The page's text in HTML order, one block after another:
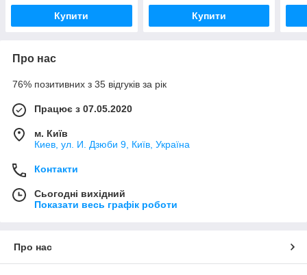
Купити Купити
Про нас
76% позитивних з 35 відгуків за рік
Працює з 07.05.2020
м. Київ
Киев, ул. И. Дзюби 9, Київ, Україна
Контакти
Сьогодні вихідний
Показати весь графік роботи
Про нас